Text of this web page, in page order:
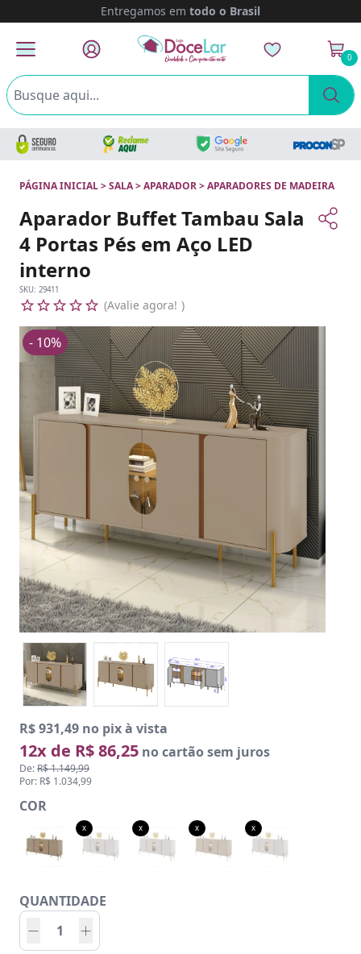
Entregamos em todo o Brasil
0
PÁGINA INICIAL>SALA>APARADOR>APARADORES DE MADEIRA
Aparador Buffet Tambau Sala
4 Portas Pés em Aço LED
interno
SKU: 29411
Avalie agora!
R$ 931,49 no pix à vista
12x de R$ 86,25 no cartão sem juros
De:R$ 1.149,99
Por: R$ 1.034,99
- 10%
COR
x x x x
QUANTIDADE